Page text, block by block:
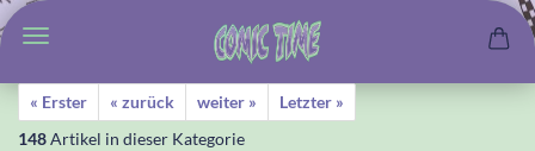
« Erster « zurück weiter »
Letzter »
148Artikel in dieser Kategorie